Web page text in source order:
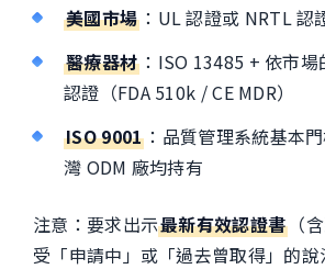
美國市場 ：UL 認證或 NRTL 認
醫療器材 ：ISO 13485 + 依市
認證（FDA 510k / CE MDR）
ISO 9001 ：品質管理系統基本
灣 ODM 廠均持有
注意：要求出示最新有效認證書 （
受「申請中」或「過去曾取得」的說